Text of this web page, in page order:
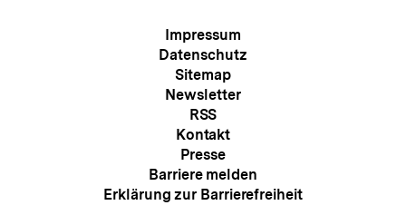
Meta-
Navigation
Impressum
Datenschutz
Sitemap
Newsletter
RSS
Kontakt
Presse
Barriere melden
Erklärung zur Barrierefreiheit